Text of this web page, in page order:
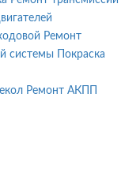
Ремонт
системы
Покраска
Ремонт АКПП